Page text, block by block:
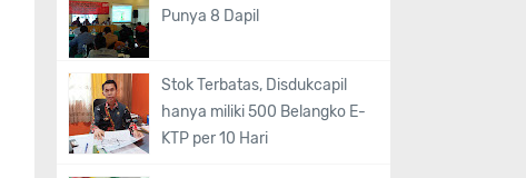
Punya 8 Dapil
Stok Terbatas, Disdukcapil
hanya miliki 500 Belangko E-
KTP per 10 Hari